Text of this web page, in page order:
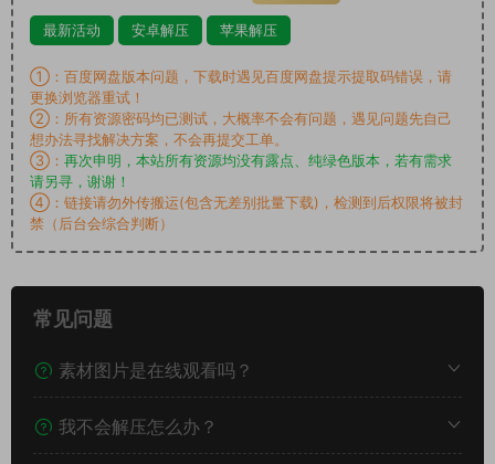
最新活动 安卓解压 苹果解压
①：百度网盘版本问题，下载时遇见百度网盘提示提取码错误，请
更换浏览器重试！
②：所有资源密码均已测试，大概率不会有问题，遇见问题先自己
想办法寻找解决方案，不会再提交工单。
③： 再次申明，本站所有资源均没有露点、纯绿色版本，若有需求
请另寻，谢谢！
④：链接请勿外传搬运(包含无差别批量下载)，检测到后权限将被封
禁（后台会综合判断）
常见问题
素材图片是在线观看吗？
我不会解压怎么办？